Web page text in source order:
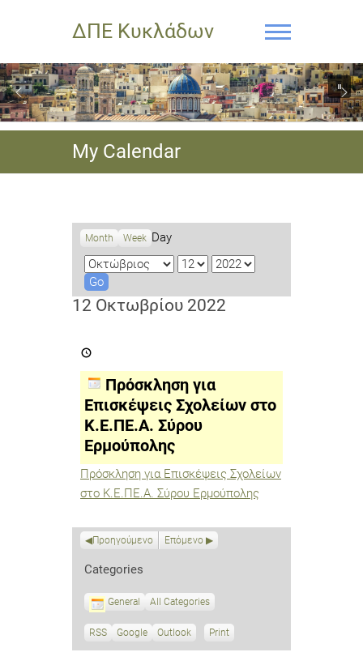
ΔΠΕ Κυκλάδων
My Calendar
Month Week Day
M
o
n
D
y
Y
a
12 Οκτωβρίου 2022
για
Σχολείων
στο
Κ.Ε.ΠΕ.Α.
Σύρου
Ερμούπολης
Πρόσκληση για
Επισκέψεις Σχολείων στο
Κ.Ε.ΠΕ.Α. Σύρου
Ερμούπολης
Πρόσκληση για Επισκέψεις Σχολείων
στο Κ.Ε.ΠΕ.Α. Σύρου Ερμούπολης
Προηγούμενο Επόμενο
Categories
General All Categories
RSS
S
Google
S
Outlook Print